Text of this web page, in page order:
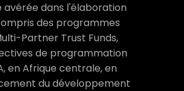
avérée dans l'élaboration
des programmes
Partner Trust Funds,
de programmation
en Afrique centrale, en
du développement